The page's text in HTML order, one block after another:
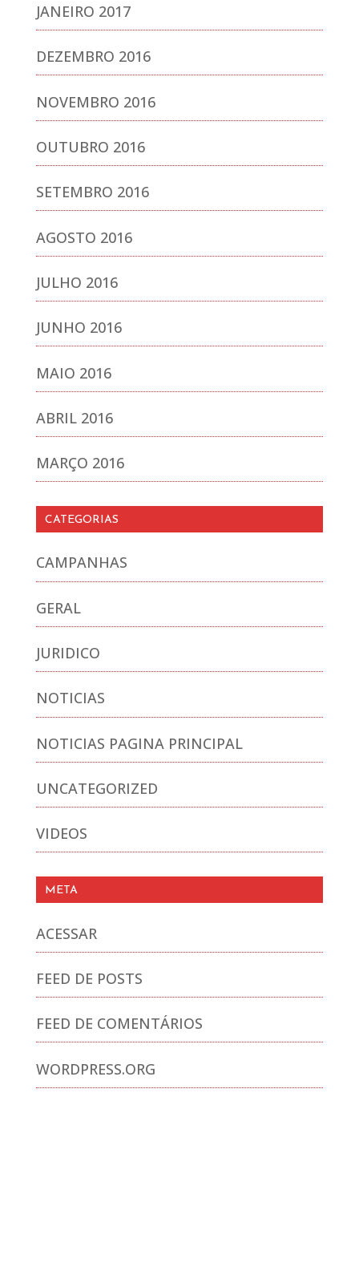
JANEIRO 2017
DEZEMBRO 2016
NOVEMBRO 2016
OUTUBRO 2016
SETEMBRO 2016
AGOSTO 2016
JULHO 2016
JUNHO 2016
MAIO 2016
ABRIL 2016
MARÇO 2016
CATEGORIAS
CAMPANHAS
GERAL
JURIDICO
NOTICIAS
NOTICIAS PAGINA PRINCIPAL
UNCATEGORIZED
VIDEOS
META
ACESSAR
FEED DE POSTS
FEED DE COMENTÁRIOS
WORDPRESS.ORG